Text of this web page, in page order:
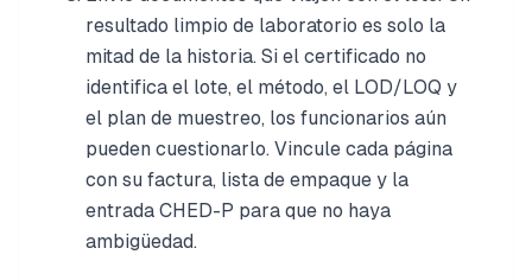
resultado limpio de laboratorio es solo la
mitad de la historia. Si el certificado no
identifica el lote, el método, el LOD/LOQ y
el plan de muestreo, los funcionarios aún
pueden cuestionarlo. Vincule cada página
con su factura, lista de empaque y la
entrada CHED-P para que no haya
ambigüedad.